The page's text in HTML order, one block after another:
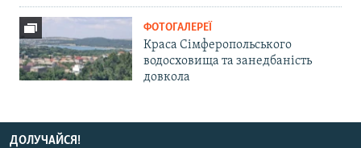
ФОТОГАЛЕРЕЇ
Краса Сімферопольського
водосховища та занедбаність
довкола
ДОЛУЧАЙСЯ!